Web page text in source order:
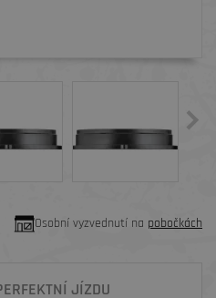
Osobní vyzvednutí na pobočkách
JÍZDU